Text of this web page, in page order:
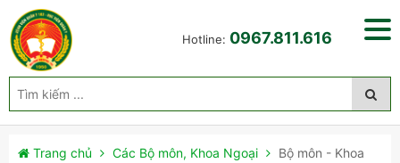
Hotline: 0967.811.616
Trang chủ Các Bộ môn, Khoa Ngoại
Bộ môn - Khoa